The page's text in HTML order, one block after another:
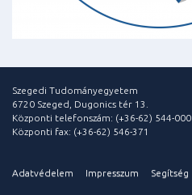
Szegedi Tudományegyetem
6720 Szeged, Dugonics tér 13.
Központi telefonszám: (+36-62) 544-000
Központi fax: (+36-62) 546-371
Adatvédelem Impresszum Segítség